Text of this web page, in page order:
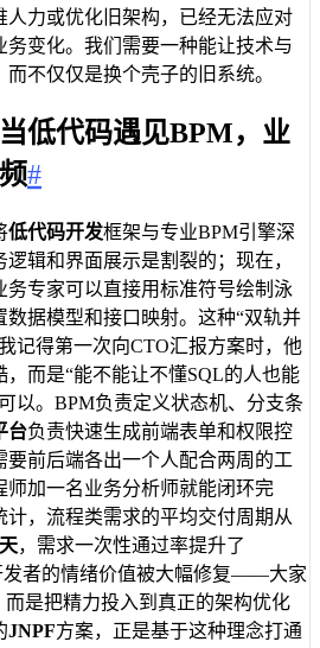
人力或优化旧架构，已经无法应对
变化。我们需要一种能让技术与
不仅仅是换个壳子的旧系统。
低代码遇见BPM，业
#
低代码开发框架与专业BPM引擎深
辑和界面展示是割裂的；现在，
专家可以直接用标准符号绘制泳
据模型和接口映射。这种“双轨并
记得第一次向CTO汇报方案时，他
而是“能不能让不懂SQL的人也能
以。BPM负责定义状态机、分支条
台负责快速生成前端表单和权限控
前后端各出一个人配合两周的工
师加一名业务分析师就能闭环完
，流程类需求的平均交付周期从
，需求一次性通过率提升了
发者的情绪价值被大幅修复——大家
而是把精力投入到真正的架构优化
JNPF方案，正是基于这种理念打通